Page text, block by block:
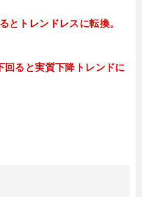
とトレンドレスに転換。
ると実質下降トレンドに